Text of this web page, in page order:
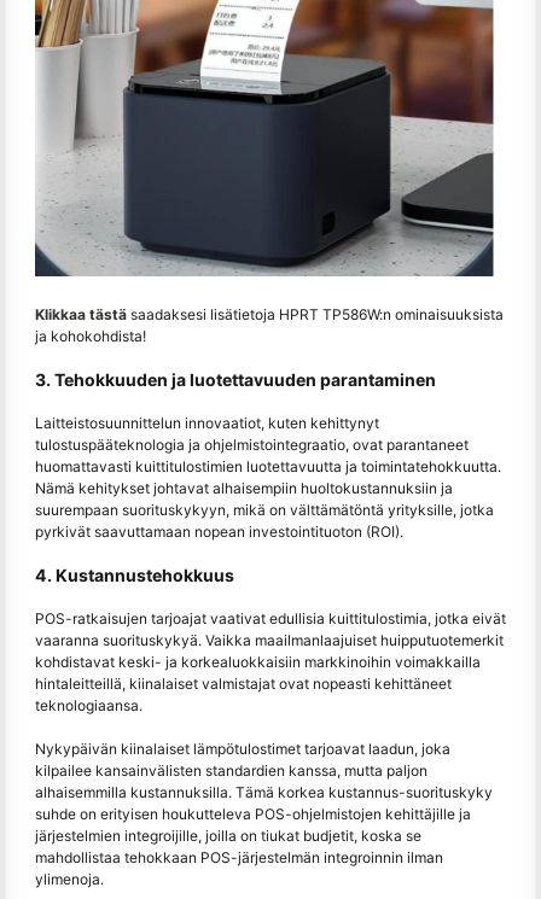
Klikkaa tästä saadaksesi lisätietoja HPRT TP586W:n ominaisuuksista
ja kohokohdista!
3. Tehokkuuden ja luotettavuuden parantaminen
Laitteistosuunnittelun innovaatiot, kuten kehittynyt
tulostuspääteknologia ja ohjelmistointegraatio, ovat parantaneet
huomattavasti kuittitulostimien luotettavuutta ja toimintatehokkuutta.
Nämä kehitykset johtavat alhaisempiin huoltokustannuksiin ja
suurempaan suorituskykyyn, mikä on välttämätöntä yrityksille, jotka
pyrkivät saavuttamaan nopean investointituoton (ROI).
4. Kustannustehokkuus
POS-ratkaisujen tarjoajat vaativat edullisia kuittitulostimia, jotka eivät
vaaranna suorituskykyä. Vaikka maailmanlaajuiset huipputuotemerkit
kohdistavat keski- ja korkealuokkaisiin markkinoihin voimakkailla
hintaleitteillä, kiinalaiset valmistajat ovat nopeasti kehittäneet
teknologiaansa.
Nykypäivän kiinalaiset lämpötulostimet tarjoavat laadun, joka
kilpailee kansainvälisten standardien kanssa, mutta paljon
alhaisemmilla kustannuksilla. Tämä korkea kustannus-suorituskyky
suhde on erityisen houkutteleva POS-ohjelmistojen kehittäjille ja
järjestelmien integroijille, joilla on tiukat budjetit, koska se
mahdollistaa tehokkaan POS-järjestelmän integroinnin ilman
ylimenoja.